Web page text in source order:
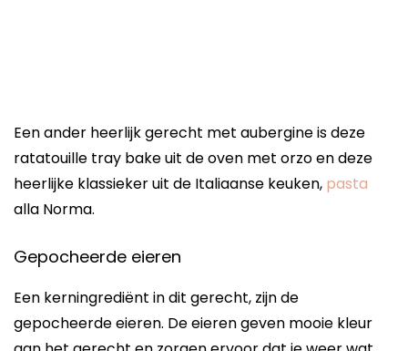
Een ander heerlijk gerecht met aubergine is deze
ratatouille tray bake uit de oven met orzo en deze
heerlijke klassieker uit de Italiaanse keuken, pasta
alla Norma.
Gepocheerde eieren
Een kerningrediënt in dit gerecht, zijn de
gepocheerde eieren. De eieren geven mooie kleur